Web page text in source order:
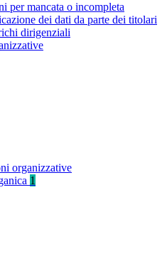
per mancata o incompleta
dei dati da parte dei titolari
dirigenziali
organizzative
1